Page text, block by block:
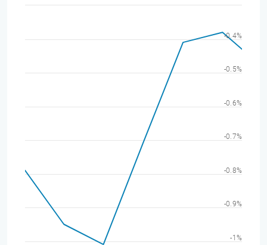
-1%
-0.9%
-0.8%
-0.7%
-0.6%
-0.5%
-0.4%